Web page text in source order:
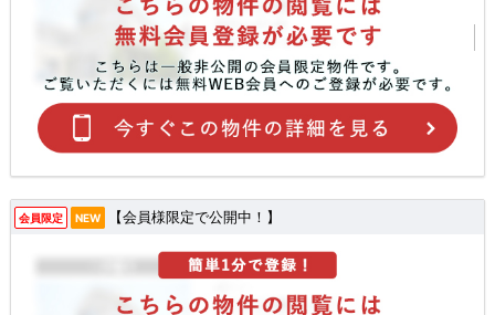
会員限定 NEW 【会員様限定で公開中！】